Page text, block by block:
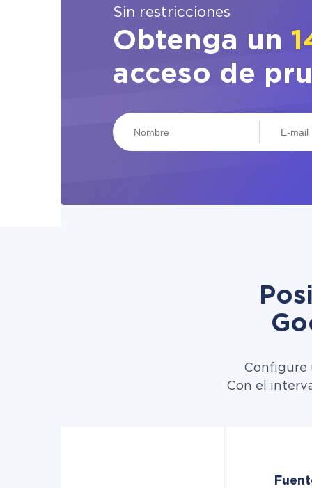
Sin restricciones
Obtenga un
acceso de
Configure
Con el